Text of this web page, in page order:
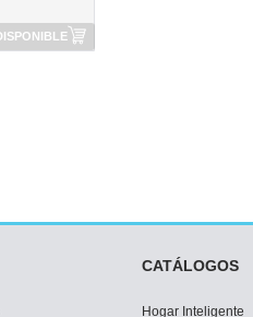
CATÁLOGOS
Hogar Inteligente